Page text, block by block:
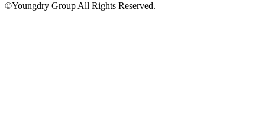
©Youngdry Group All Rights Reserved.